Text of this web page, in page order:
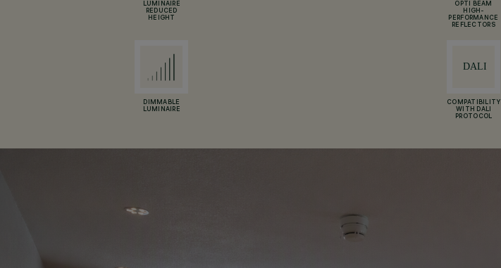
LUMINAIRE
REDUCED
HEIGHT
OPTI BEAM
HIGH-
PERFORMANCE
REFLECTORS
DIMMABLE
LUMINAIRE
COMPATIBILITY
WITH DALI
PROTOCOL